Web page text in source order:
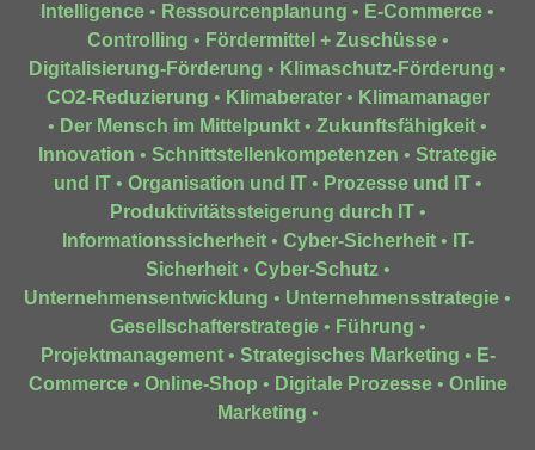
Intelligence • Ressourcenplanung • E-Commerce •
Controlling • Fördermittel + Zuschüsse•
Digitalisierung-Förderung • Klimaschutz-Förderung •
CO2-Reduzierung • Klimaberater• Klimamanager
• Der Mensch im Mittelpunkt • Zukunftsfähigkeit •
Innovation • Schnittstellenkompetenzen • Strategie
und IT• Organisation und IT• Prozesse und IT•
Produktivitätssteigerung durch IT•
Informationssicherheit• Cyber-Sicherheit• IT-
Sicherheit• Cyber-Schutz•
Unternehmensentwicklung • Unternehmensstrategie •
Gesellschafterstrategie• Führung •
Projektmanagement• Strategisches Marketing • E-
Commerce• Online-Shop • Digitale Prozesse• Online
Marketing •